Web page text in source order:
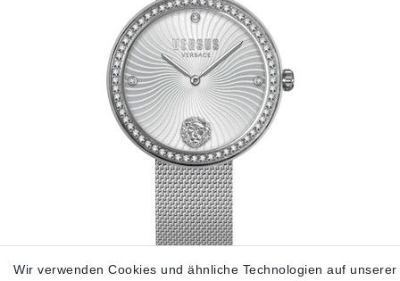
Wir verwenden Cookies und ähnliche Technologien auf unserer